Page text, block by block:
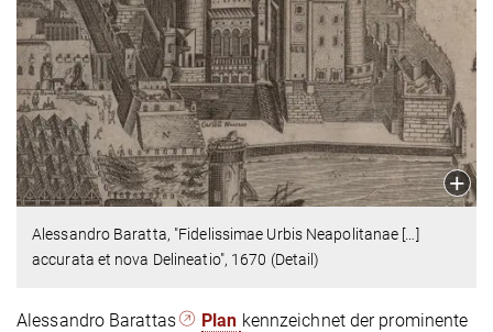
Alessandro Baratta, "Fidelissimae Urbis Neapolitanae […]
accurata et nova Delineatio", 1670 (Detail)
Alessandro Barattas Plan kennzeichnet der prominente